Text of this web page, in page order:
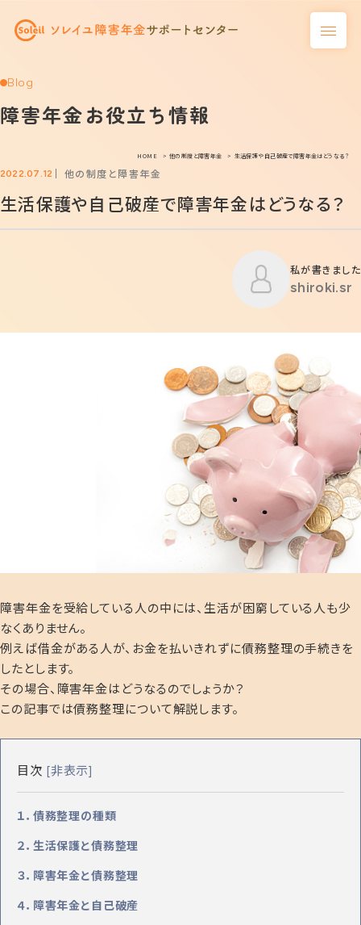
Blog
障害年金お役立ち情報
HOME 他の制度と障害年金 生活保護や自己破産で障害年金はどうなる？
2022.07.12 他の制度と障害年金
生活保護や自己破産で障害年金はどうなる？
私が書きました
shiroki.sr
障害年金を受給している人の中には、生活が困窮している人も少
なくありません。
例えば借金がある人が、お金を払いきれずに債務整理の手続きを
したとします。
その場合、 障害年金はどうなるのでしょうか？
この記事では債務整理について解説します。
目次 [非表示]
１．債務整理の種類
２．生活保護と債務整理
３．障害年金と債務整理
４．障害年金と自己破産